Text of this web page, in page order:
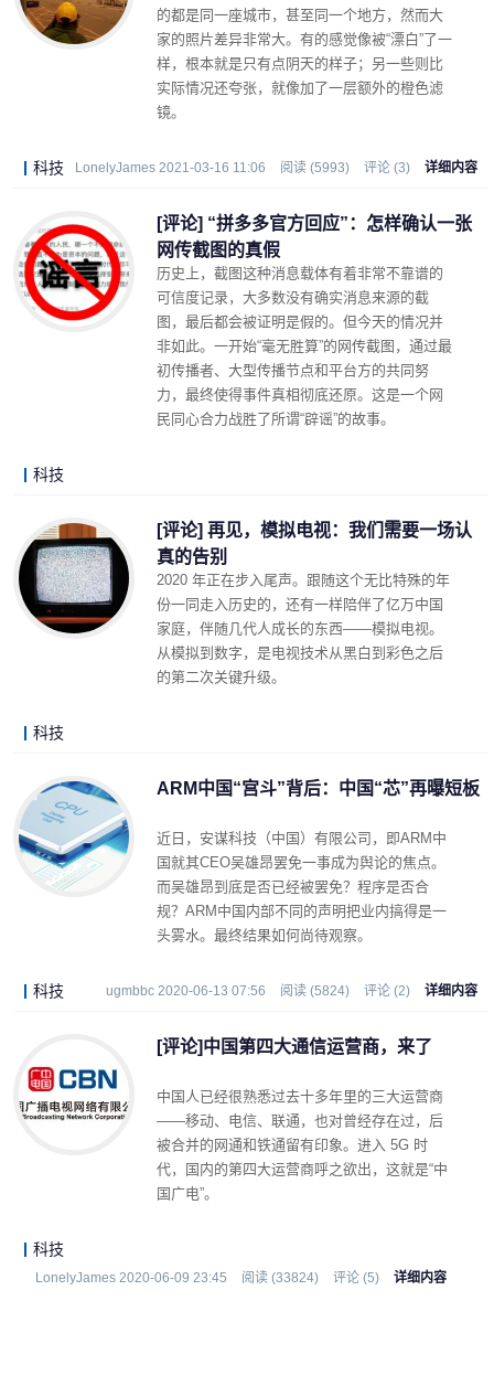
的都是同一座城市，甚至同一个地方，然而大
家的照片差异非常大。有的感觉像被“漂白”了一
样，根本就是只有点阴天的样子；另一些则比
实际情况还夸张，就像加了一层额外的橙色滤
镜。
科技 LonelyJames 2021-03-16 11:06 阅读 (5993) 评论 (3) 详细内容
[评论] “拼多多官方回应”：怎样确认一张
网传截图的真假
历史上，截图这种消息载体有着非常不靠谱的
可信度记录，大多数没有确实消息来源的截
图，最后都会被证明是假的。但今天的情况并
非如此。一开始“毫无胜算”的网传截图，通过最
初传播者、大型传播节点和平台方的共同努
力，最终使得事件真相彻底还原。这是一个网
民同心合力战胜了所谓“辟谣”的故事。
科技
[评论] 再见，模拟电视：我们需要一场认
真的告别
2020 年正在步入尾声。跟随这个无比特殊的年
份一同走入历史的，还有一样陪伴了亿万中国
家庭，伴随几代人成长的东西——模拟电视。
从模拟到数字，是电视技术从黑白到彩色之后
的第二次关键升级。
科技
ARM中国“宫斗”背后：中国“芯”再曝短板
近日，安谋科技（中国）有限公司，即ARM中
国就其CEO吴雄昂罢免一事成为舆论的焦点。
而吴雄昂到底是否已经被罢免？程序是否合
规？ARM中国内部不同的声明把业内搞得是一
头雾水。最终结果如何尚待观察。
科技 ugmbbc 2020-06-13 07:56 阅读 (5824) 评论 (2) 详细内容
[评论]中国第四大通信运营商，来了
中国人已经很熟悉过去十多年里的三大运营商
——移动、电信、联通，也对曾经存在过，后
被合并的网通和铁通留有印象。进入 5G 时
代，国内的第四大运营商呼之欲出，这就是“中
国广电”。
科技
LonelyJames 2020-06-09 23:45 阅读 (33824) 评论 (5) 详细内容